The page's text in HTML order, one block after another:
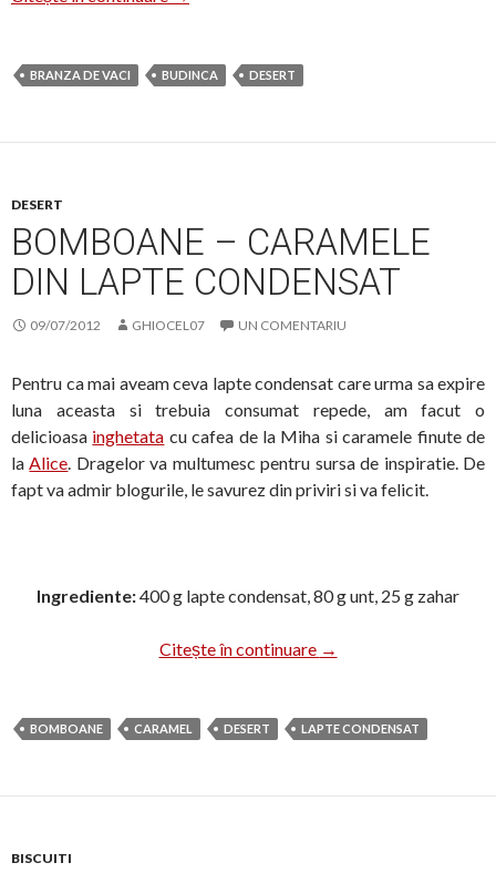
BRANZA DE VACI BUDINCA DESERT
DESERT
BOMBOANE – CARAMELE
DIN LAPTE CONDENSAT
09/07/2012 GHIOCEL07 UN COMENTARIU
Pentru ca mai aveam ceva lapte condensat care urma sa expire
luna aceasta si trebuia consumat repede, am facut o
delicioasa inghetata cu cafea de la Miha si caramele finute de
laAlice. Dragelor va multumesc pentru sursa de inspiratie. De
fapt va admir blogurile, le savurez din priviri si va felicit.
Ingrediente:400 g lapte condensat, 80 g unt, 25 g zahar
Citește în continuare Bomboane –
→
BOMBOANE CARAMEL DESERT LAPTE CONDENSAT
BISCUITI